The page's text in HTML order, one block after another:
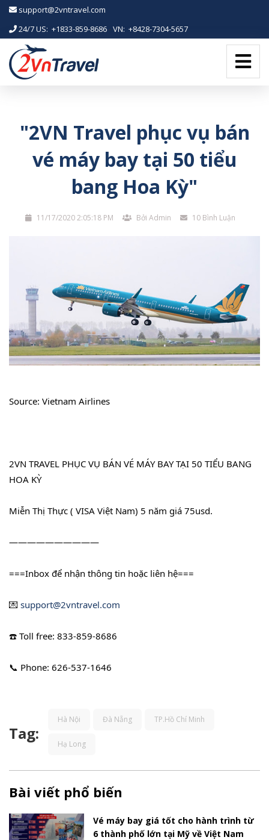
-->
support@2vntravel.com
24/7 US: +1833-859-8686 - VN: +8428-7304-5657
"2VN Travel phục vụ bán
vé máy bay tại 50 tiểu
bang Hoa Kỳ"
11/17/2020 2:05:18 PM Bởi Admin 10 Bình Luận
Source: Vietnam Airlines
2VN TRAVEL PHỤC VỤ BÁN VÉ MÁY BAY TẠI 50 TIỂU BANG
HOA KỲ
Miễn Thị Thực ( VISA Việt Nam) 5 năm giá 75usd.
——————————
===Inbox để nhận thông tin hoặc liên hệ===
💌 support@2vntravel.com
☎️ Toll free: 833-859-8686
📞 Phone: 626-537-1646
Tag:
Hà Nội Đà Nẵng TP.Hồ Chí Minh
Hạ Long
Bài viết phổ biến
Vé máy bay giá tốt cho hành trình từ
6 thành phố lớn tại Mỹ về Việt Nam